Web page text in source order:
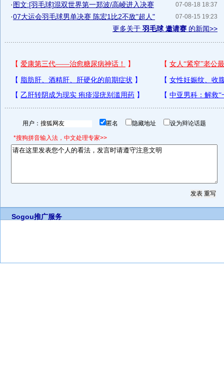
07-08-18 18:37
·图文:[羽毛球]混双世界第一郑波/高崚进入决赛
07-08-15 19:23
·07大运会羽毛球男单决赛 陈宏1比2不敌"超人"
更多关于 羽毛球 邀请赛 的新闻>>
用户： 匿名 隐藏地址 设为辩论话题
*搜狗拼音输入法，中文处理专家>>
Sogou推广服务